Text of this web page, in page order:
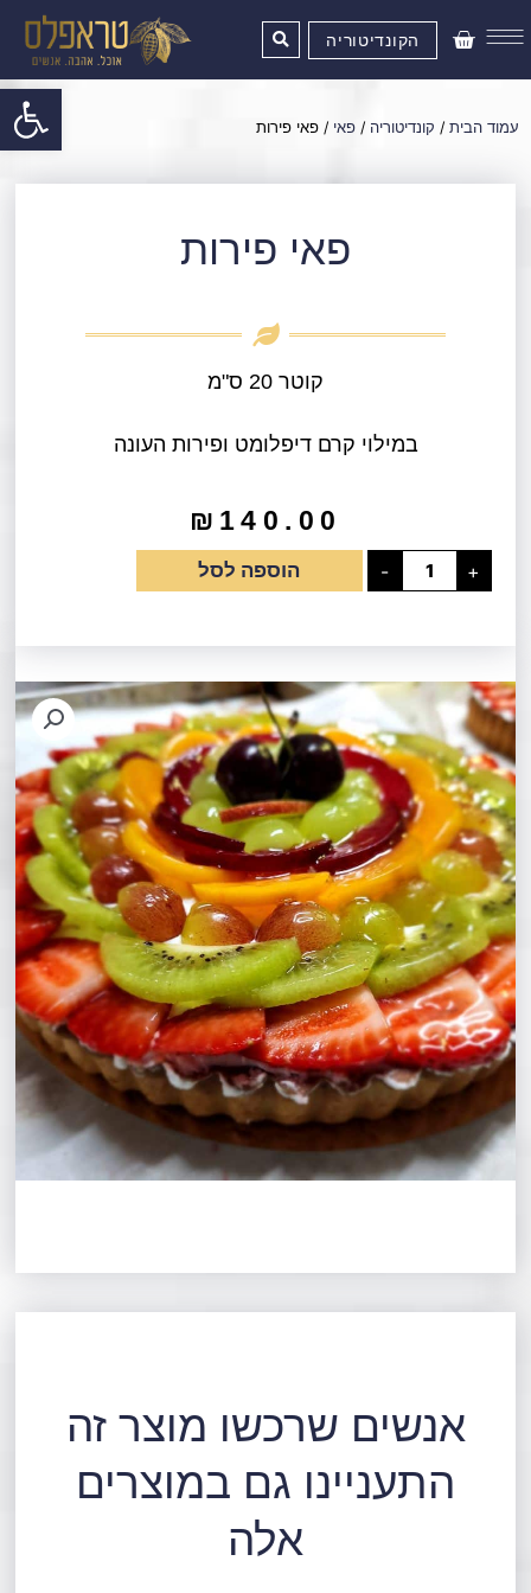
פתח
לתוכן
עגלת
קניות
הקונדיטוריה
עמוד הבית / קונדיטוריה / פאי / פאי פירות
פאי פירות
קוטר 20 ס"מ
במילוי קרם דיפלומט ופירות העונה
₪ 140.00
-
כמות
פאי
+ הוספה לסל
אנשים שרכשו מוצר זה
התעניינו גם במוצרים
אלה